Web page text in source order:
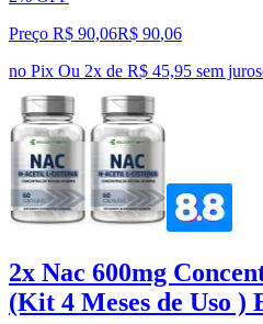
Preço R$ 90,06R$ 90,06
no Pix Ou 2x de R$ 45,95 sem juros
2x Nac 600mg
(Kit 4 Meses de Uso )